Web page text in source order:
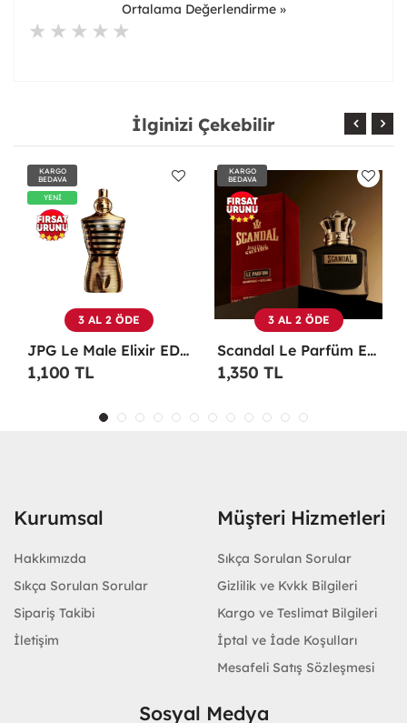
Ortalama Değerlendirme »
İlginizi Çekebilir
KARGO
BEDAVA
3 AL 2 ÖDE
Scandal Le Parfüm EDP 100 ML Erkek Parfüm -
1,350 TL
KARGO
BEDAVA
3 AL 2 ÖDE
Christian Dior Sauvage EDP 100 ML Erkek Parfüm - CDDS
1,100 TL
Kurumsal
Hakkımızda
Sıkça Sorulan Sorular
Sipariş Takibi
İletişim
Müşteri Hizmetleri
Sıkça Sorulan Sorular
Gizlilik ve Kvkk Bilgileri
Kargo ve Teslimat Bilgileri
İptal ve İade Koşulları
Mesafeli Satış Sözleşmesi
Sosyal Medya